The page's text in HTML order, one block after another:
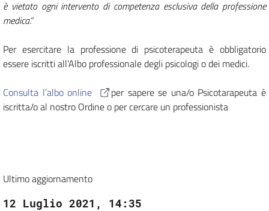
è vietato ogni intervento di competenza esclusiva della professione
medica.”
Per esercitare la professione di psicoterapeuta è obbligatorio
essere iscritti all’Albo professionale degli psicologi o dei medici.
Consulta l’albo online
per sapere se una/o Psicotarapeuta è
iscritta/o al nostro Ordine o per cercare un professionista
Ultimo aggiornamento
12 Luglio 2021, 14:35